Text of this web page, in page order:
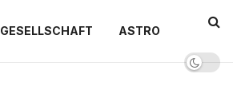
GESELLSCHAFT ASTRO